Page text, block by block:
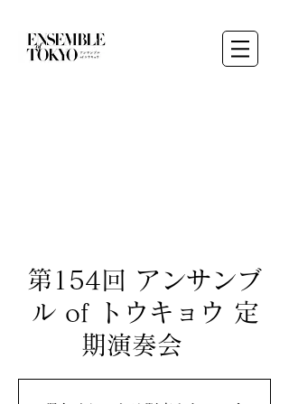
第154回 アンサンブ
ル of トウキョウ 定
期演奏会